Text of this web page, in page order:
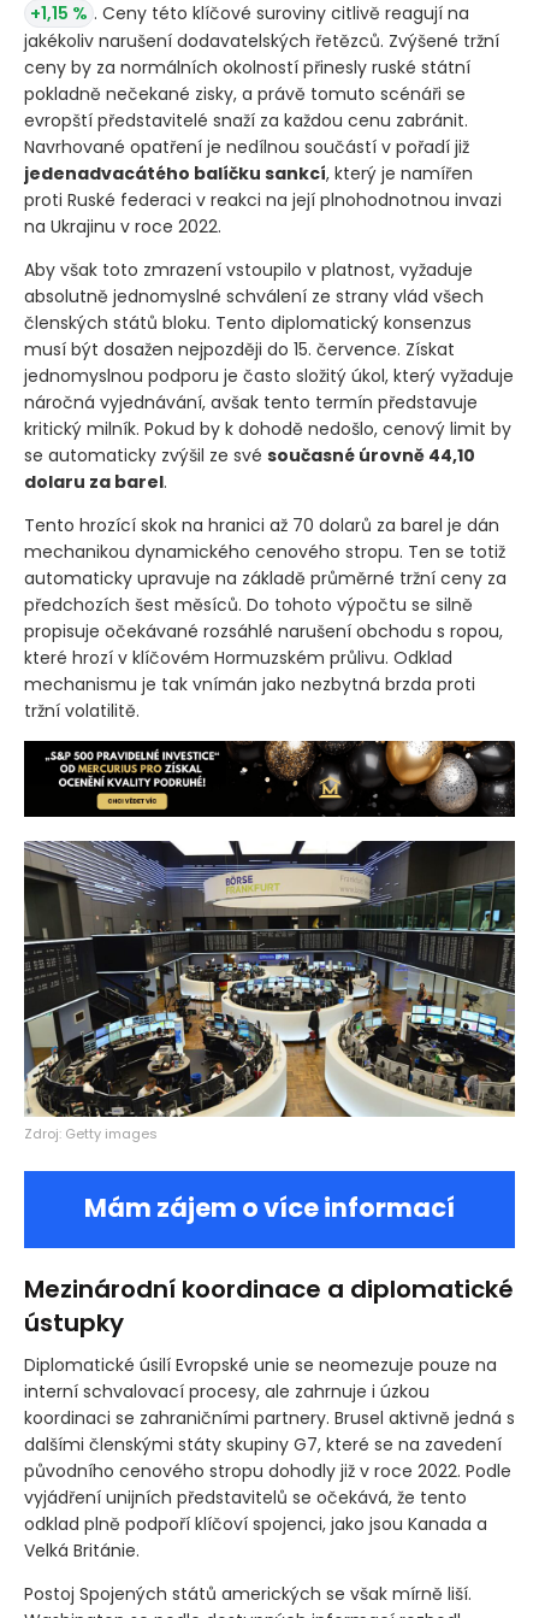
+1,15 % . Ceny této klíčové suroviny citlivě reagují na
jakékoliv narušení dodavatelských řetězců. Zvýšené tržní
ceny by za normálních okolností přinesly ruské státní
pokladně nečekané zisky, a právě tomuto scénáři se
evropští představitelé snaží za každou cenu zabránit.
Navrhované opatření je nedílnou součástí v pořadí již
jedenadvacátého balíčku sankcí, který je namířen
proti Ruské federaci v reakci na její plnohodnotnou invazi
na Ukrajinu v roce 2022.
Aby však toto zmrazení vstoupilo v platnost, vyžaduje
absolutně jednomyslné schválení ze strany vlád všech
členských států bloku. Tento diplomatický konsenzus
musí být dosažen nejpozději do 15. července. Získat
jednomyslnou podporu je často složitý úkol, který vyžaduje
náročná vyjednávání, avšak tento termín představuje
kritický milník. Pokud by k dohodě nedošlo, cenový limit by
se automaticky zvýšil ze své současné úrovně 44,10
dolaru za barel.
Tento hrozící skok na hranici až 70 dolarů za barel je dán
mechanikou dynamického cenového stropu. Ten se totiž
automaticky upravuje na základě průměrné tržní ceny za
předchozích šest měsíců. Do tohoto výpočtu se silně
propisuje očekávané rozsáhlé narušení obchodu s ropou,
které hrozí v klíčovém Hormuzském průlivu. Odklad
mechanismu je tak vnímán jako nezbytná brzda proti
tržní volatilitě.
Zdroj: Getty images
Mám zájem o více informací
Mezinárodní koordinace a diplomatické
ústupky
Diplomatické úsilí Evropské unie se neomezuje pouze na
interní schvalovací procesy, ale zahrnuje i úzkou
koordinaci se zahraničními partnery. Brusel aktivně jedná s
dalšími členskými státy skupiny G7, které se na zavedení
původního cenového stropu dohodly již v roce 2022. Podle
vyjádření unijních představitelů se očekává, že tento
odklad plně podpoří klíčoví spojenci, jako jsou Kanada a
Velká Británie.
Postoj Spojených států amerických se však mírně liší.